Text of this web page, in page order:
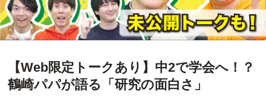
【Web限定トークあり】中2で学会へ！？
鶴崎パパが語る「研究の面白さ」